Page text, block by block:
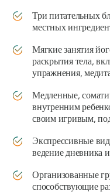
Три питательных
местных
Мягкие занятия
раскрытия тела,
упражнения,
Медленные,
внутренним
своим игривым,
Экспрессивные
ведение дневника
Организованные
способствующие